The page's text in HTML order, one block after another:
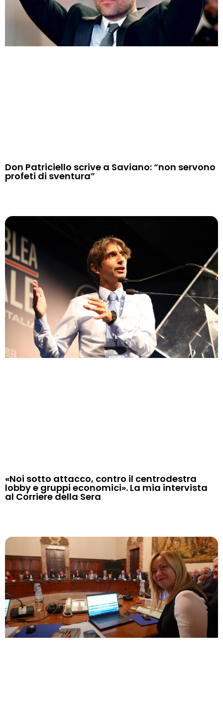
Don Patriciello scrive a Saviano: “non servono
profeti di sventura”
«Noi sotto attacco, contro il centrodestra
lobby e gruppi economici». La mia intervista
al Corriere della Sera